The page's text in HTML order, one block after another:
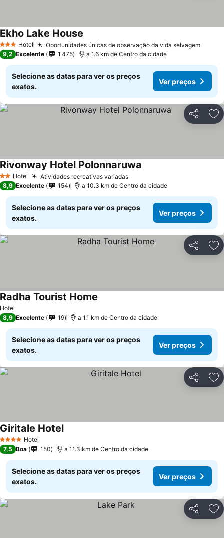
3 EstrelasHotel Oportunidades únicas de observação da vida selvagem
Ekho Lake House
9,2 Excelente 1.475 a 1.6 km de Centro da cidade
Selecione as datas para ver os preços
exatos.
Ver preços
Partilhar
2 Estrelas
Hotel Atividades recreativas variadas
Rivonway Hotel Polonnaruwa
8,9 Excelente 154 a 10.3 km de Centro da cidade
Selecione as datas para ver os preços
exatos.
Ver preços
Partilhar
Hotel
Radha Tourist Home
8,9 Excelente 19 a 1.1 km de Centro da cidade
Selecione as datas para ver os preços
exatos.
Ver preços
Partilhar
4 EstrelasHotel
Giritale Hotel
7,5 Boa 150 a 11.3 km de Centro da cidade
Selecione as datas para ver os preços
exatos.
Ver preços
Partilhar